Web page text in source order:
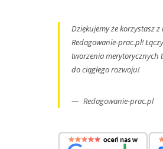
Dziękujemy że korzystasz
Redagowanie-prac.pl!
tworzenia merytorycznych
do ciągłego rozwoju!
Redagowanie-prac.pl